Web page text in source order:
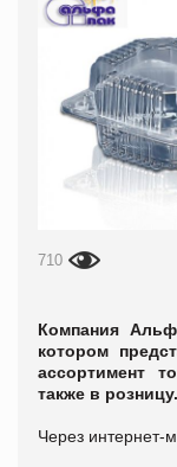
710
Компания
котором
ассортимент
также в розницу.
Через интернет-